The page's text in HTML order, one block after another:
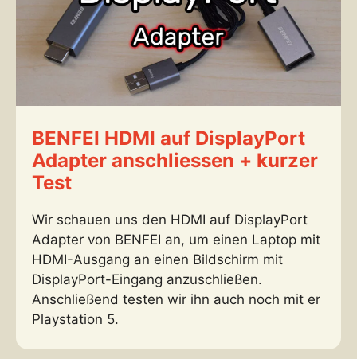
BENFEI HDMI auf DisplayPort
Adapter anschliessen + kurzer
Test
Wir schauen uns den HDMI auf DisplayPort
Adapter von BENFEI an, um einen Laptop mit
HDMI-Ausgang an einen Bildschirm mit
DisplayPort-Eingang anzuschließen.
Anschließend testen wir ihn auch noch mit er
Playstation 5.